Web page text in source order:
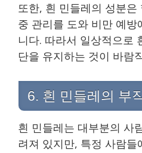
또한, 흰 민들레의 성분은
중 관리를 도와 비만 예
니다. 따라서 일상적으로
단을 유지하는 것이 바람
6. 흰 민들레의 부
흰 민들레는 대부분의 사
려져 있지만, 특정 사람